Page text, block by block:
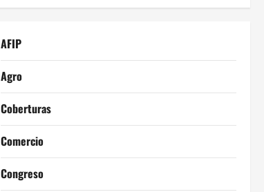
AFIP
Agro
Coberturas
Comercio
Congreso